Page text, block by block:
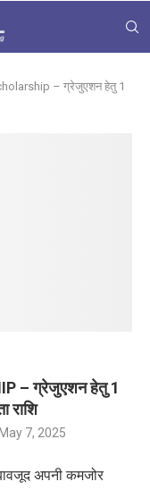
– ग्रेजुएशन हेतु 1
– ग्रेजुएशन हेतु 1
राशि
May 7, 2025
अपनी कमजोर